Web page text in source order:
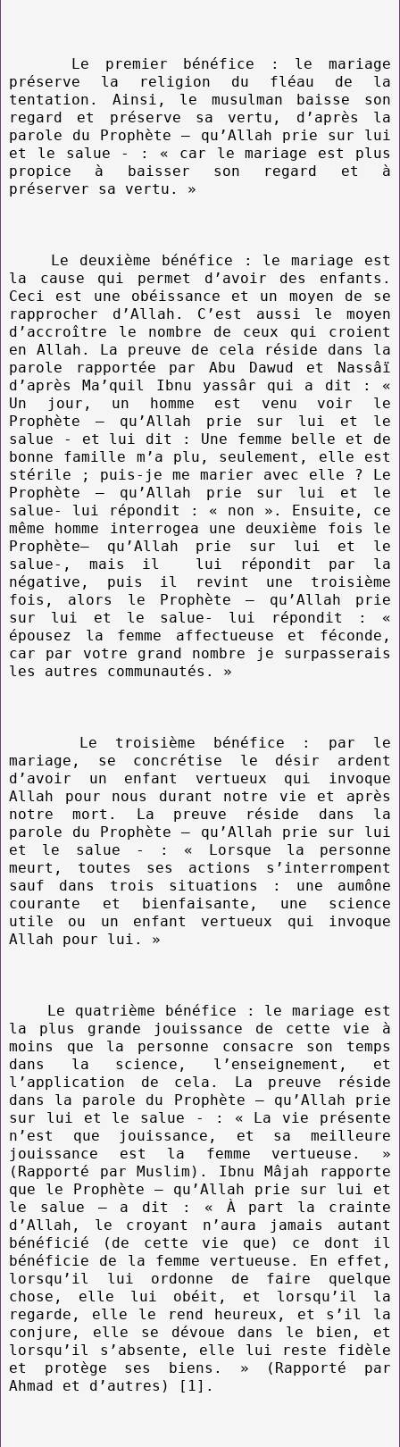
Le premier bénéfice : le mariage
préserve la religion du fléau de la
tentation. Ainsi, le musulman baisse son
regard et préserve sa vertu, d’après la
parole du Prophète – qu’Allah prie sur lui
et le salue - : « car le mariage est plus
propice à baisser son regard et à
préserver sa vertu. »
Le deuxième bénéfice : le mariage est
la cause qui permet d’avoir des enfants.
Ceci est une obéissance et un moyen de se
rapprocher d’Allah. C’est aussi le moyen
d’accroître le nombre de ceux qui croient
en Allah. La preuve de cela réside dans la
parole rapportée par Abu Dawud et Nassâï
d’après Ma’quil Ibnu yassâr qui a dit : «
Un jour, un homme est venu voir le
Prophète – qu’Allah prie sur lui et le
salue - et lui dit : Une femme belle et de
bonne famille m’a plu, seulement, elle est
stérile ; puis-je me marier avec elle ? Le
Prophète – qu’Allah prie sur lui et le
salue- lui répondit : « non ». Ensuite, ce
même homme interrogea une deuxième fois le
Prophète– qu’Allah prie sur lui et le
salue-, mais il lui répondit par la
négative, puis il revint une troisième
fois, alors le Prophète – qu’Allah prie
sur lui et le salue- lui répondit : «
épousez la femme affectueuse et féconde,
car par votre grand nombre je surpasserais
les autres communautés. »
Le troisième bénéfice : par le
mariage, se concrétise le désir ardent
d’avoir un enfant vertueux qui invoque
Allah pour nous durant notre vie et après
notre mort. La preuve réside dans la
parole du Prophète – qu’Allah prie sur lui
et le salue - : « Lorsque la personne
meurt, toutes ses actions s’interrompent
sauf dans trois situations : une aumône
courante et bienfaisante, une science
utile ou un enfant vertueux qui invoque
Allah pour lui. »
Le quatrième bénéfice : le mariage est
la plus grande jouissance de cette vie à
moins que la personne consacre son temps
dans la science, l’enseignement, et
l’application de cela. La preuve réside
dans la parole du Prophète – qu’Allah prie
sur lui et le salue - : « La vie présente
n’est que jouissance, et sa meilleure
jouissance est la femme vertueuse. »
(Rapporté par Muslim). Ibnu Mâjah rapporte
que le Prophète – qu’Allah prie sur lui et
le salue – a dit : « À part la crainte
d’Allah, le croyant n’aura jamais autant
bénéficié (de cette vie que) ce dont il
bénéficie de la femme vertueuse. En effet,
lorsqu’il lui ordonne de faire quelque
chose, elle lui obéit, et lorsqu’il la
regarde, elle le rend heureux, et s’il la
conjure, elle se dévoue dans le bien, et
lorsqu’il s’absente, elle lui reste fidèle
et protège ses biens. » (Rapporté par
Ahmad et d’autres) [1].